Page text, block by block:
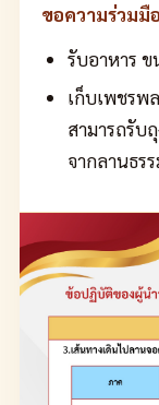
ขอความร่วมมื
รับอาหาร
เก็บเพชรพ
สามารถรับ
จากลานธร